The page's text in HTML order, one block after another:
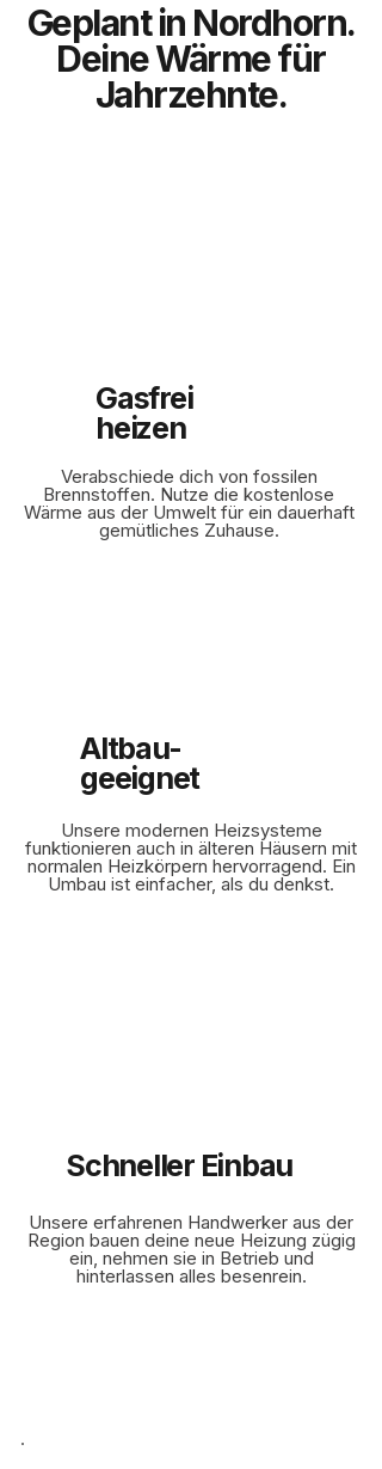
Geplant in Nordhorn.
Deine Wärme für
Jahrzehnte.
Gasfrei
heizen
Verabschiede dich von fossilen
Brennstoffen. Nutze die kostenlose
Wärme aus der Umwelt für ein dauerhaft
gemütliches Zuhause.
Altbau-
geeignet
Unsere modernen Heizsysteme
funktionieren auch in älteren Häusern mit
normalen Heizkörpern hervorragend. Ein
Umbau ist einfacher, als du denkst.
Schneller Einbau
Unsere erfahrenen Handwerker aus der
Region bauen deine neue Heizung zügig
ein, nehmen sie in Betrieb und
hinterlassen alles besenrein.